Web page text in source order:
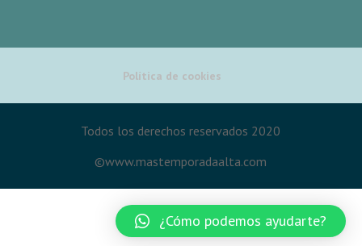
Política de cookies
Todos los derechos reservados 2020
©www.mastemporadaalta.com
¿Cómo podemos ayudarte?